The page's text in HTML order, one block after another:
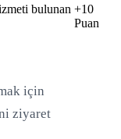
bulunan +10
Puan
için
ziyaret